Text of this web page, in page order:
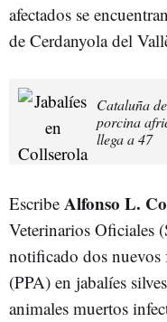
afectados se
de Cerdanyola del
Cataluña
porcina
llega a 47
Escribe Alfonso L.
Veterinarios Oficiales
notificado dos nuevos
(PPA) en jabalíes
animales muertos